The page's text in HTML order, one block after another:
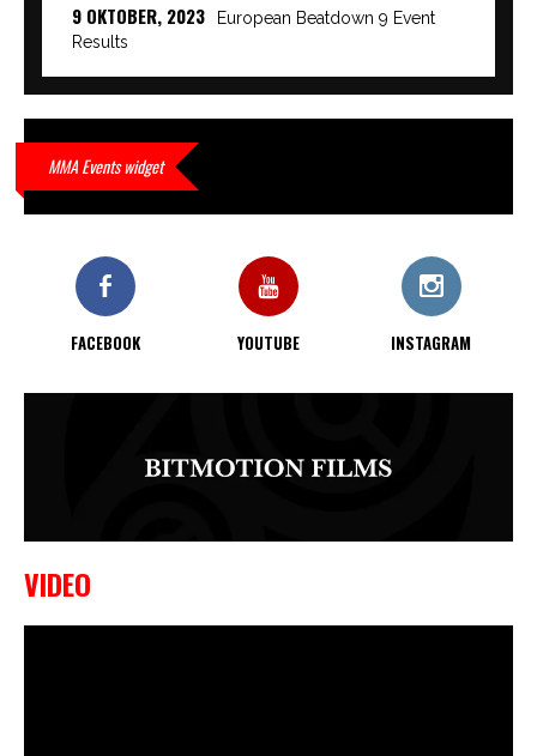
9 OKTOBER, 2023
European Beatdown 9 Event
Results
9 OKTOBER, 2023
waar hij van gemaakt is…
KO bij CWA Lowlands 7
MMA Events widget
FACEBOOK YOUTUBE INSTAGRAM
VIDEO